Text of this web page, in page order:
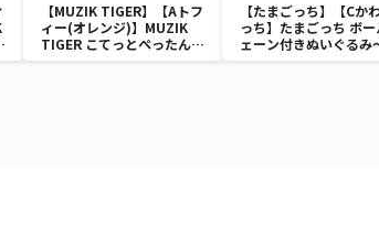
【MUZIK TIGER】【Aトフ
ィー(オレンジ)】MUZIK
TIGER こてっとぺったん
BIGぬいぐるみ
【たまごっち】【Cか
っち】たまごっち ボ
ェーン付きぬいぐるみ
Tamagotchi